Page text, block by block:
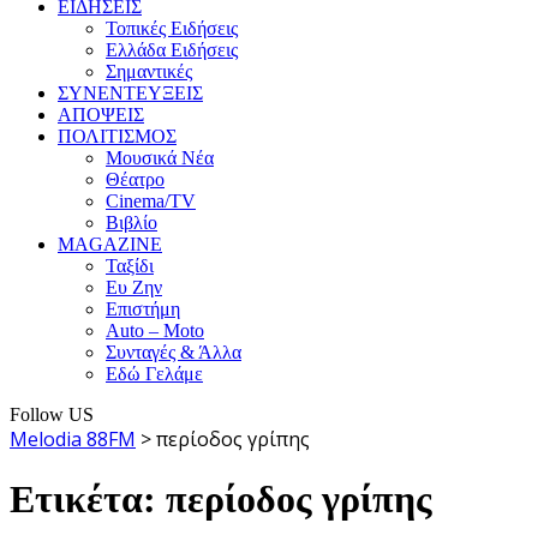
ΕΙΔΗΣΕΙΣ
Τοπικές Ειδήσεις
Ελλάδα Ειδήσεις
Σημαντικές
ΣΥΝΕΝΤΕΥΞΕΙΣ
ΑΠΟΨΕΙΣ
ΠΟΛΙΤΙΣΜΟΣ
Μουσικά Νέα
Θέατρο
Cinema/TV
Βιβλίο
MAGAZINE
Ταξίδι
Ευ Ζην
Επιστήμη
Auto – Moto
Συνταγές & Άλλα
Εδώ Γελάμε
Follow US
Melodia 88FM >περίοδος γρίπης
Ετικέτα: περίοδος γρίπης